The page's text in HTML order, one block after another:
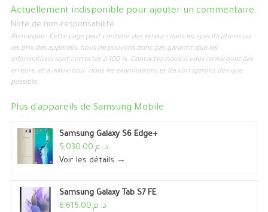
Actuellement indisponible pour ajouter un commentaire.
Note de non-responsabilité
Remarque : Cette page peut contenir des erreurs dans les spécifications ou
les prix des appareils, nous ne pouvons donc pas garantir que les
informations sont correctes à 100 %. Contactez-nous si vous remarquez des
erreurs, et à notre tour, nous les examinerons et les corrigerons dès que
possible.
Plus d'appareils de Samsung Mobile
Samsung Galaxy S6 Edge+
د. م.5,030.00
Voir les détails →
Samsung Galaxy Tab S7 FE
د. م.6,615.00